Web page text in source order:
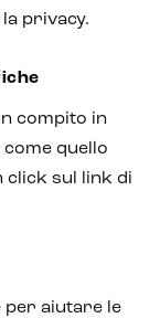
privacy.
compito in
quello
click sul link di
per aiutare le